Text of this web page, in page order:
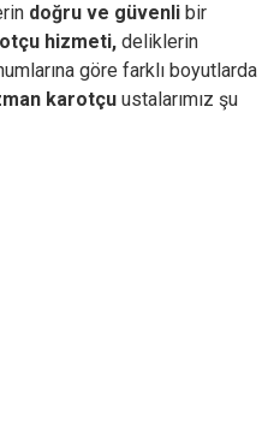
doğru ve güvenli bir
hizmeti, deliklerin
göre farklı boyutlarda
karotçu ustalarımız şu